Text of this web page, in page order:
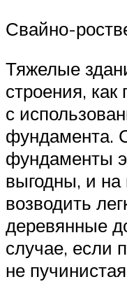
Свайно-
Тяжелые
строения, как
с
фундамента.
фундаменты
выгодны, и на
возводить
деревянные
случае, если
не